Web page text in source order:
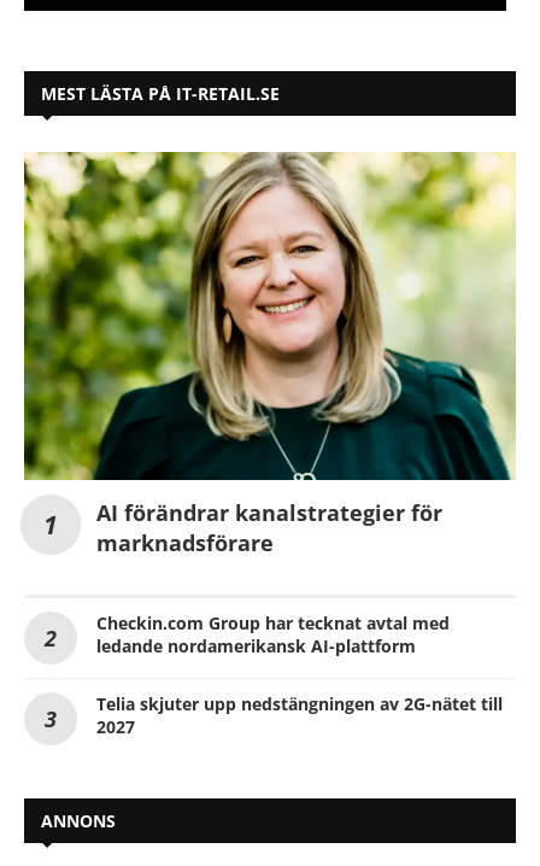
MEST LÄSTA PÅ IT-RETAIL.SE
AI förändrar kanalstrategier för
marknadsförare
Checkin.com Group har tecknat avtal med
ledande nordamerikansk AI-plattform
Telia skjuter upp nedstängningen av 2G-nätet till
2027
ANNONS